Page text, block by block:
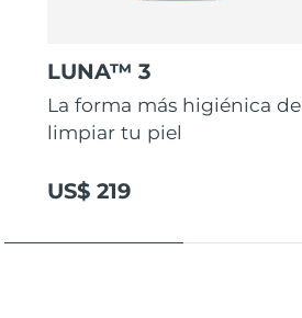
LUNA™ 3
La forma más higiénica de
limpiar tu piel
US$ 219